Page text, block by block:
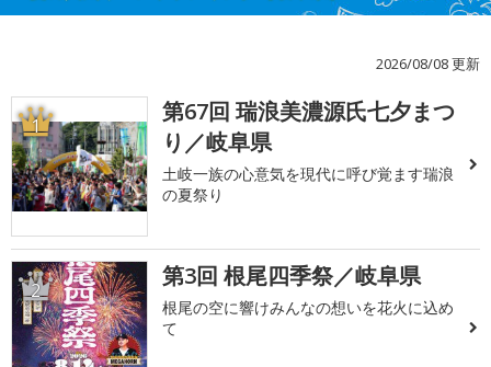
2026/08/08 更新
1
第67回 瑞浪美濃源氏七夕まつ
り／岐阜県
土岐一族の心意気を現代に呼び覚ます瑞浪
の夏祭り
2 第3回 根尾四季祭／岐阜県
根尾の空に響けみんなの想いを花火に込め
て